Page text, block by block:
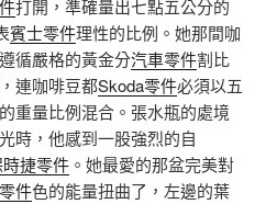
打開，準確量出七點五公分的
賓士零件理性的比例。她那間咖
循嚴格的黃金分汽車零件割比
連咖啡豆都Skoda零件必須以五
重量比例混合。張水瓶的處境
時，他感到一股強烈的自
捷零件 。她最愛的那盆完美對
件色的能量扭曲了，左邊的葉